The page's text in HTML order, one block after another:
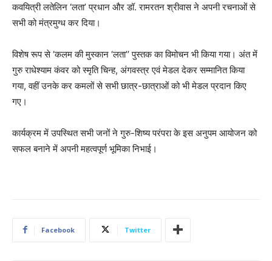
कवयित्री लतेलिन ‘लता’ प्रधान और डॉ. रामरतन श्रीवास ने अपनी रचनाओं से
सभी को मंत्रमुग्ध कर दिया।
विशेष रूप से ‘कलम की मुस्कान ‘लता’’ पुस्तक का विमोचन भी किया गया। अंत में
गुरु राधेश्याम कंवर को स्मृति चिन्ह, अंगवस्त्र एवं मेडल देकर सम्मानित किया
गया, वहीं उनके कर कमलों से सभी छात्र-छात्राओं को भी मेडल प्रदान किए
गए।
कार्यक्रम में उपस्थित सभी जनों ने गुरु-शिष्य परंपरा के इस अनुपम आयोजन को
सफल बनाने में अपनी महत्वपूर्ण भूमिका निभाई।
Facebook Twitter